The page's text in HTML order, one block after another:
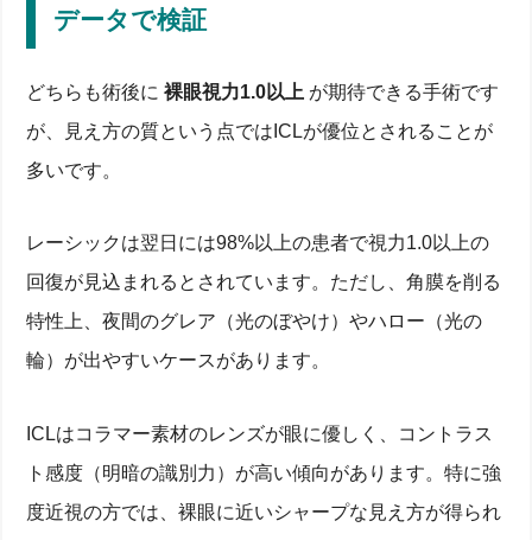
データで検証
どちらも術後に裸眼視力1.0以上 が期待できる手術です
が、見え方の質という点ではICLが優位とされることが
多いです。
レーシックは翌日には98%以上の患者で視力1.0以上の
回復が見込まれるとされています。ただし、角膜を削る
特性上、夜間のグレア（光のぼやけ）やハロー（光の
輪）が出やすいケースがあります。
ICLはコラマー素材のレンズが眼に優しく、コントラス
ト感度（明暗の識別力）が高い傾向があります。特に強
度近視の方では、裸眼に近いシャープな見え方が得られ